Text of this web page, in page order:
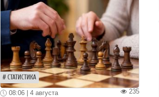
СТАТИСТИКА
235
08:06 | 4 августа